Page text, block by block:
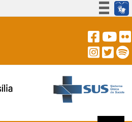
Acesso à informação
Canais